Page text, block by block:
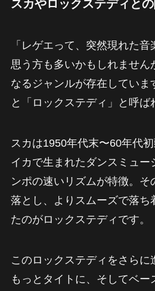
スカやロックステディと
「レゲエって、突然現れた
思う方も多いかもしれません
なるジャンルが存在していま
と「ロックステディ」と呼ば
スカは1950年代末〜60年代
イカで生まれたダンスミュー
ンポの速いリズムが特徴。そ
落とし、よりスムーズで落ち
たのがロックステディです。
このロックステディをさらに
もっとタイトに、そしてベー